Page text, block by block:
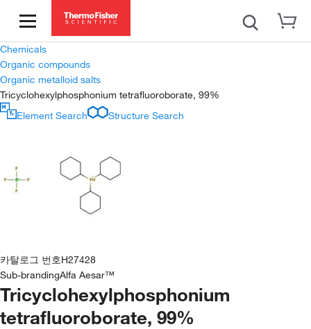
Chemicals
Organic compounds
Organic metalloid salts
Tricyclohexylphosphonium tetrafluoroborate, 99%
Element Search
Structure Search
카탈로그 번호H27428
Sub-brandingAlfa Aesar™
Tricyclohexylphosphonium
tetrafluoroborate, 99%